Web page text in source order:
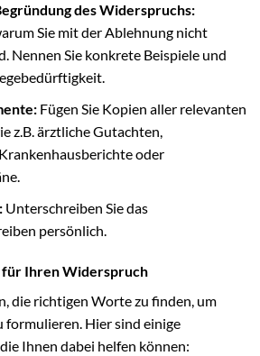
des Widerspruchs:
Sie mit der Ablehnung nicht
Nennen Sie konkrete Beispiele und
Fügen Sie Kopien aller relevanten
z.B. ärztliche Gutachten,
oder
Unterschreiben Sie das
persönlich.
Ihren Widerspruch
die richtigen Worte zu finden, um
formulieren. Hier sind einige
Ihnen dabei helfen können: